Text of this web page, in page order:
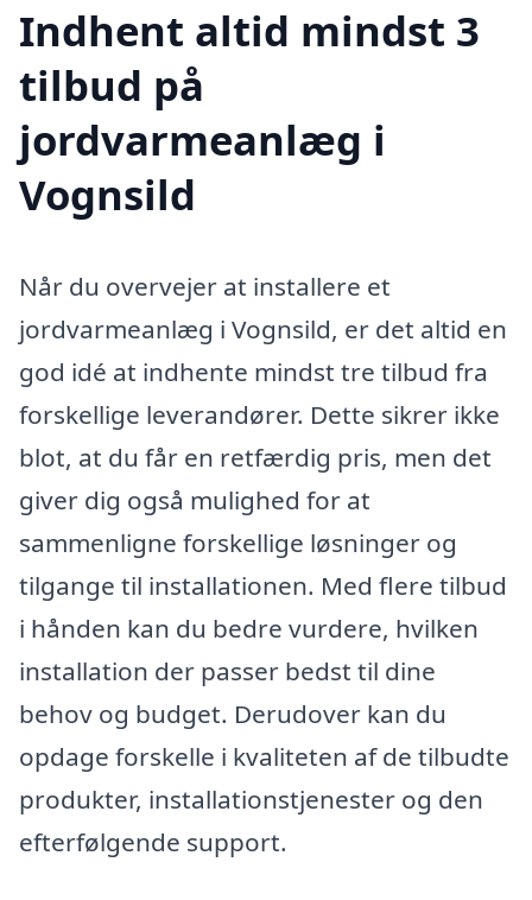
Indhent altid mindst 3
tilbud på
jordvarmeanlæg i
Vognsild
Når du overvejer at installere et
jordvarmeanlæg i Vognsild, er det altid en
god idé at indhente mindst tre tilbud fra
forskellige leverandører. Dette sikrer ikke
blot, at du får en retfærdig pris, men det
giver dig også mulighed for at
sammenligne forskellige løsninger og
tilgange til installationen. Med flere tilbud
i hånden kan du bedre vurdere, hvilken
installation der passer bedst til dine
behov og budget. Derudover kan du
opdage forskelle i kvaliteten af de tilbudte
produkter, installationstjenester og den
efterfølgende support.